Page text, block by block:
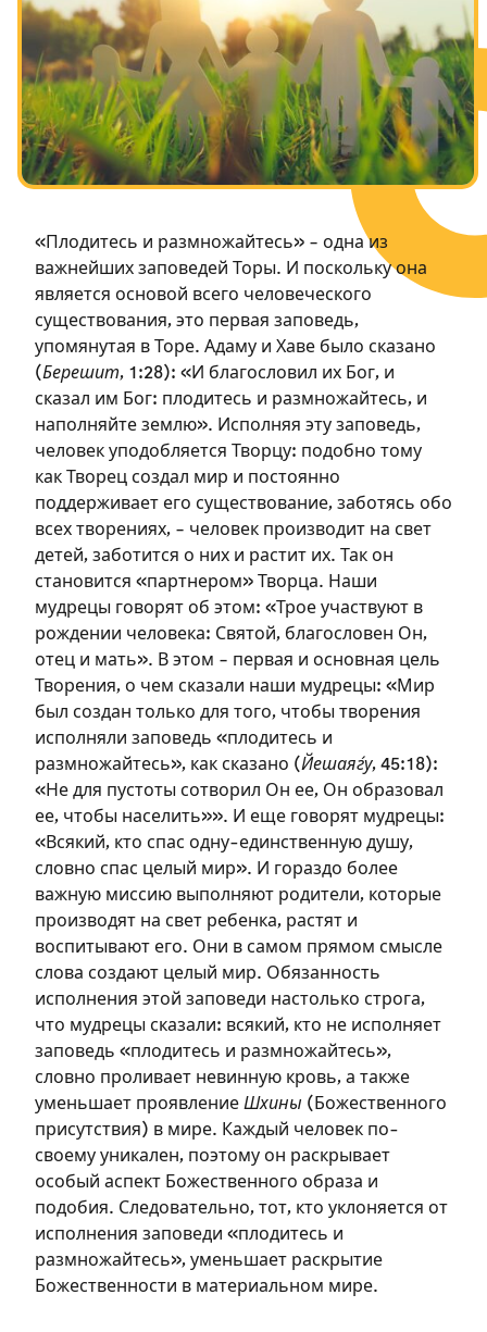
Посты в память о разрушенном Храме
Ханука
Пурим
«Плодитесь и размножайтесь» – одна из
важнейших заповедей Торы. И поскольку она
является основой всего человеческого
существования, это первая заповедь,
упомянутая в Торе. Адаму и Хаве было сказано
(Берешит, 1:28): «И благословил их Бог, и
сказал им Бог: плодитесь и размножайтесь, и
наполняйте землю». Исполняя эту заповедь,
человек уподобляется Творцу: подобно тому
как Творец создал мир и постоянно
поддерживает его существование, заботясь обо
всех творениях, – человек производит на свет
детей, заботится о них и растит их. Так он
становится «партнером» Творца. Наши
мудрецы говорят об этом: «Трое участвуют в
рождении человека: Святой, благословен Он,
отец и мать». В этом – первая и основная цель
Творения, о чем сказали наши мудрецы: «Мир
был создан только для того, чтобы творения
исполняли заповедь «плодитесь и
размножайтесь», как сказано (Йешаяѓу, 45:18):
«Не для пустоты сотворил Он ее, Он образовал
ее, чтобы населить»». И еще говорят мудрецы:
«Всякий, кто спас одну-единственную душу,
словно спас целый мир». И гораздо более
важную миссию выполняют родители, которые
производят на свет ребенка, растят и
воспитывают его. Они в самом прямом смысле
слова создают целый мир. Обязанность
исполнения этой заповеди настолько строга,
что мудрецы сказали: всякий, кто не исполняет
заповедь «плодитесь и размножайтесь»,
словно проливает невинную кровь, а также
уменьшает проявление Шхины (Божественного
присутствия) в мире. Каждый человек по-
своему уникален, поэтому он раскрывает
особый аспект Божественного образа и
подобия. Следовательно, тот, кто уклоняется от
исполнения заповеди «плодитесь и
размножайтесь», уменьшает раскрытие
Божественности в материальном мире.
Зарегистрироваться
на сайте
Чтобы делать пометки на сайте,
необходимо зарегистрироваться.
Подписаться Войти